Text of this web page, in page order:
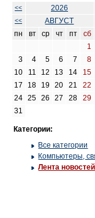
<< 2026
<<
АВГУСТ
пн
вт ср чт пт сб
1
3
4 5 6 7 8
10
11 12 13 14 15
17
18 19 20 21 22
24
25 26 27 28 29
31
Категории:
Все категории
Компьютеры,
Лента новостей